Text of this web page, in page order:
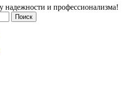
надежности и профессионализма!
Поиск